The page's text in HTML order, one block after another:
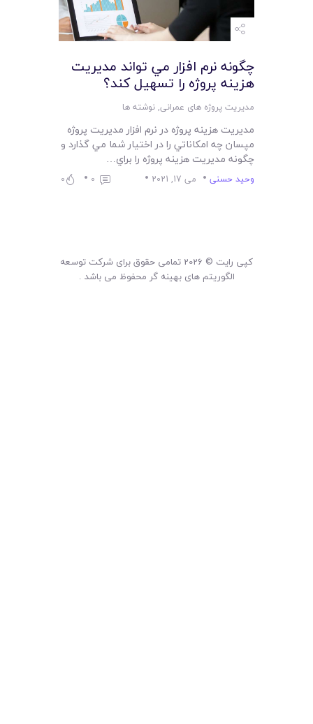
چگونه نرم افزار مي تواند مديريت
هزينه پروژه را تسهيل کند؟
مدیریت پروژه های عمرانی,نوشته ها
مديريت هزينه پروژه در نرم افزار مديريت پروژه
مپسان چه امکاناتي را در اختيار شما مي گذارد و
چگونه مديريت هزينه پروژه را براي…
وحید حسنی می 17, 2021 0
0
کپی رایت © 2026 تمامی حقوق برای شرکت توسعه
الگوریتم های بهینه گر محفوظ می باشد .